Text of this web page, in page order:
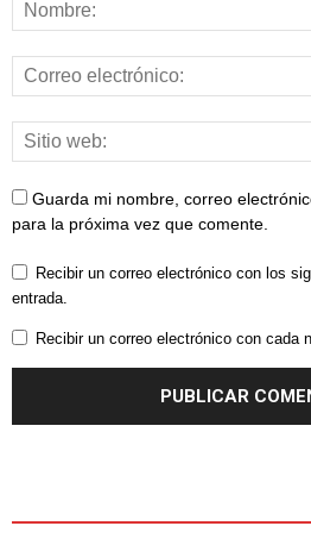
Guarda mi nombre, correo
para la próxima vez que comente.
Recibir un correo electrónico con los
entrada.
Recibir un correo electrónico con cada